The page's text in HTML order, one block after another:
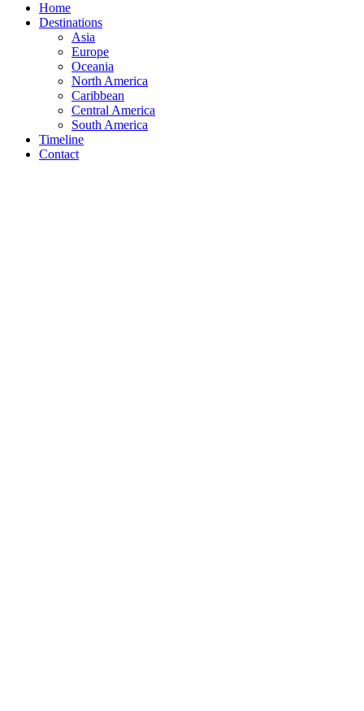
Home
Destinations
Asia
Europe
Oceania
North America
Caribbean
Central America
South America
Timeline
Contact